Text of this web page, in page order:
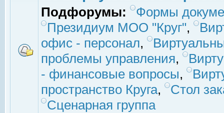
Подфорумы:
Формы
Президиум МОО "Круг",
офис - персонал,
проблемы управления,
- финансовые вопросы,
пространство Круга,
Стол
Сценарная группа